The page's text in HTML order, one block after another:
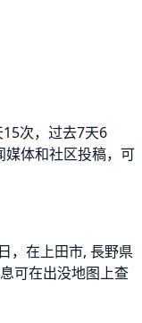
次，过去7天6
媒体和社区投稿，可
，在上田市, 長野県
可在出没地图上查